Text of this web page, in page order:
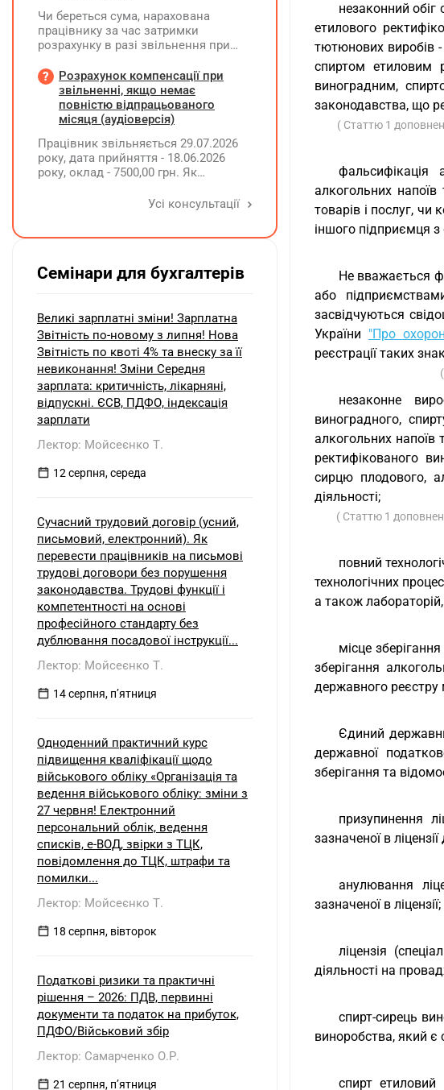
незаконний обіг
етилового
тютюнових виробів -
спиртом етиловим
виноградним,
законодавства, що
( Статтю 1
алкогольних
товарів і послуг,
іншого підприємця
Не вважається
або
засвідчуються
України "Про
реєстрації таких
незаконне
виноградного,
алкогольних напоїв
ректифікованого
сирцю плодового,
діяльності;
( Статтю 1
повний
технологічних
а також
місце
зберігання
державного реєстру
Єдиний
державної
зберігання та
призупинення
зазначеної в
анулювання
зазначеної в ліцензії;
ліцензія
діяльності на
спирт-сирець
виноробства, який є
спирт
Чи береться сума, нарахована
працівнику за час затримки
розрахунку в разі звільнення при
заробітної плати (винагороди), для
розрахунку внеску на підтримку
працевлаштування осіб з
інвалідністю?
Розрахунок компенсації при
звільненні, якщо немає
повністю відпрацьованого
місяця (аудіоверсія)
Працівник звільняється 29.07.2026
року, дата прийняття - 18.06.2026
року, оклад - 7500,00 грн. Як
невикористаних днів відпустки при
Усі консультації
Семінари для бухгалтерів
Великі зарплатні зміни! Зарплатна
Звітність по-новому з липня! Нова
Звітність по квоті 4% та внеску за її
невиконання! Зміни Середня
зарплата: критичність, лікарняні,
відпускні. ЄСВ, ПДФО, індексація
зарплати
Лектор: Мойсеєнко Т.
12 серпня, середа
Сучасний трудовий договір (усний,
письмовий, електронний). Як
перевести працівників на письмові
трудові договори без порушення
законодавства. Трудові функції і
компетентності на основі
професійного стандарту без
дублювання посадової інструкції...
Лектор: Мойсеєнко Т.
14 серпня, пʼятниця
Одноденний практичний курс
підвищення кваліфікації щодо
військового обліку «Організація та
ведення військового обліку: зміни з
27 червня! Електронний
персональний облік, ведення
списків, е-ВОД, звірки з ТЦК,
повідомлення до ТЦК, штрафи та
помилки...
Лектор: Мойсеєнко Т.
18 серпня, вівторок
Податкові ризики та практичні
рішення – 2026: ПДВ, первинні
документи та податок на прибуток,
ПДФО/Військовий збір
Лектор: Самарченко О.Р.
21 серпня, пʼятниця